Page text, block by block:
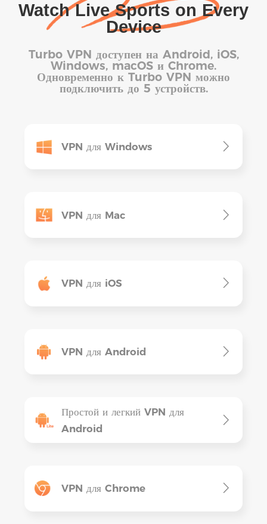
Watch Live Sports on Every
Device
Turbo VPN доступен на Android, iOS,
Windows, macOS и Chrome.
Одновременно к Turbo VPN можно
подключить до 5 устройств.
VPN для Windows
VPN для Mac
VPN для iOS
VPN для Android
Простой и легкий VPN для
Android
VPN для Chrome